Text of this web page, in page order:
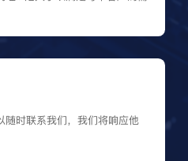
随时联系我们，我们将响应他